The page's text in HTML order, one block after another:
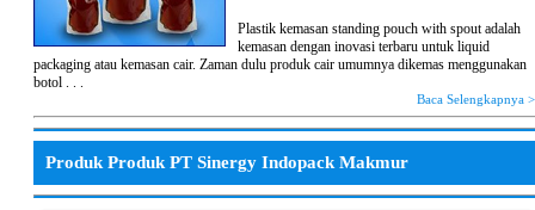
Plastik kemasan standing pouch with spout adalah
kemasan dengan inovasi terbaru untuk liquid
packaging atau kemasan cair. Zaman dulu produk cair umumnya dikemas menggunakan
botol . . .
Baca Selengkapnya
Produk Produk PT Sinergy Indopack Makmur